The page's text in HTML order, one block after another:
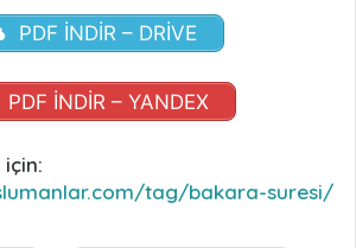
PDF İNDİR – DRİVE
PDF İNDİR – YANDEX
tag/bakara-suresi/